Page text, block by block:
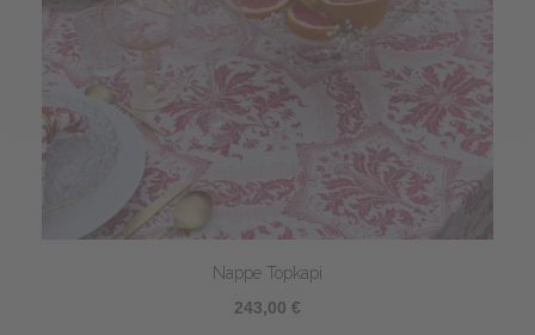
Nappe Topkapi
243,00 €